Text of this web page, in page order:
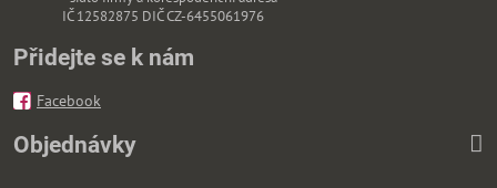
IČ 12582875 DIČ CZ-6455061976
Přidejte se k nám
Facebook
Objednávky